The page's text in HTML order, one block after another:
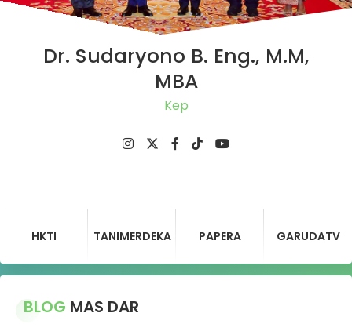
Dr. Sudaryono B. Eng., M.M,
MBA
Ketua
HKTI TANIMERDEKA PAPERA GARUDATV
BLOG MAS DAR